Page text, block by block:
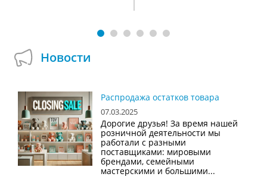
Новости
Распродажа остатков товара
07.03.2025
Дорогие друзья! За время нашей
розничной деятельности мы
работали с разными
поставщиками: мировыми
брендами, семейными
мастерскими и большими...